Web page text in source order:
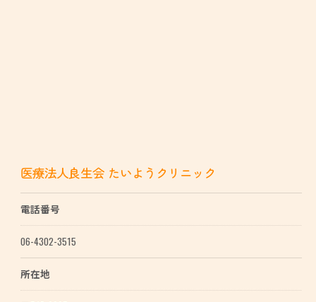
医療法人良生会 たいようクリニック
電話番号
06-4302-3515
所在地